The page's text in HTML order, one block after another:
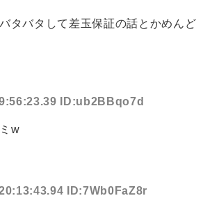
タバタして差玉保証の話とかめんど
ID:ub2BBqo7d
w
ID:7Wb0FaZ8r